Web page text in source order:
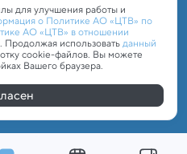
для улучшения работы и
о Политике АО «ЦТВ» по
АО «ЦТВ» в отношении
. Продолжая использоватьданный
cookie-файлов. Вы можете
Вашего браузера.